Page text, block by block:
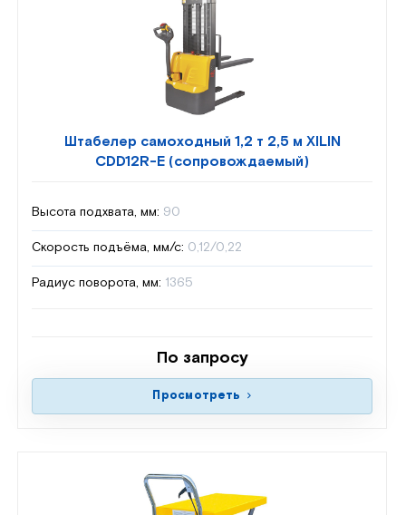
Штабелер самоходный 1,2 т 2,5 м XILIN
CDD12R-E (сопровождаемый)
Высота подхвата, мм: 90
Скорость подъёма, мм/с: 0,12/0,22
Радиус поворота, мм: 1365
По запросу
Просмотреть